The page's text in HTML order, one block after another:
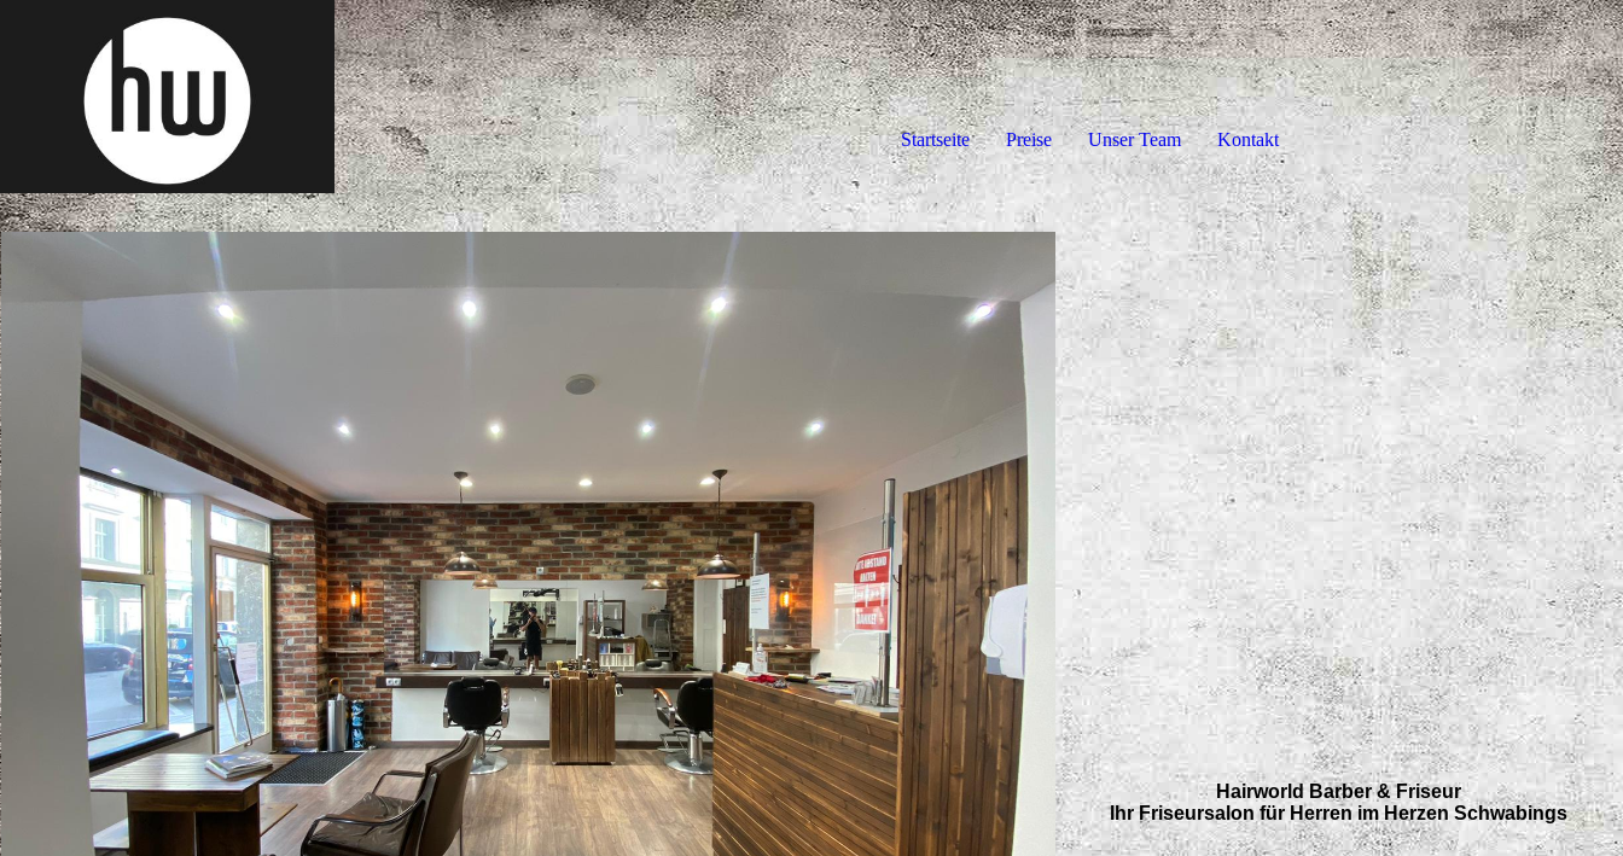
Startseite Preise Unser Team Kontakt
Hairworld Barber & Friseur
Ihr Friseursalon für Herren im Herzen Schwabings